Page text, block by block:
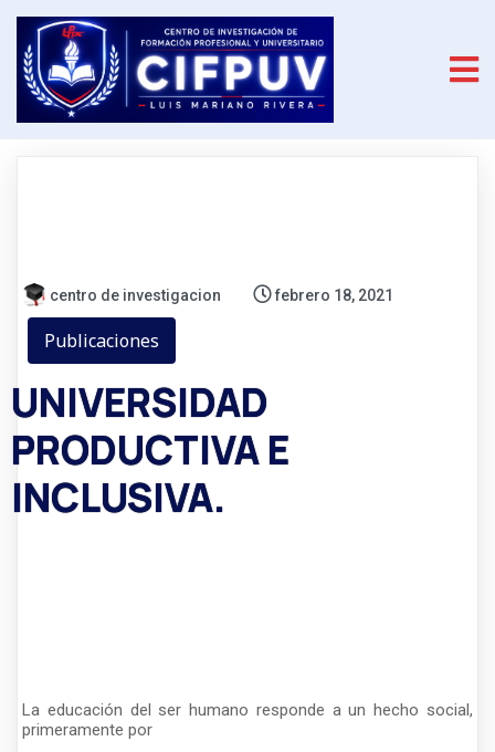
centro de investigacion febrero 18, 2021
Publicaciones
UNIVERSIDAD
PRODUCTIVA E
INCLUSIVA.
La educación del ser humano responde a un hecho social,
primeramente por